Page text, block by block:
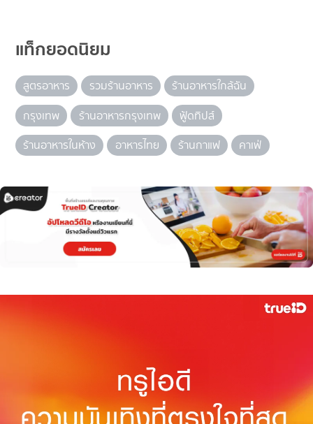
แท็กยอดนิยม
สูตรอาหาร รวมร้านอาหาร
ร้านอาหารใกล้ฉัน
กรุงเทพ
ร้านอาหารกรุงเทพ
ฟู้ดทิปส์
ร้านอาหารในห้าง
อาหารไทย ร้านกาแฟ คาเฟ่